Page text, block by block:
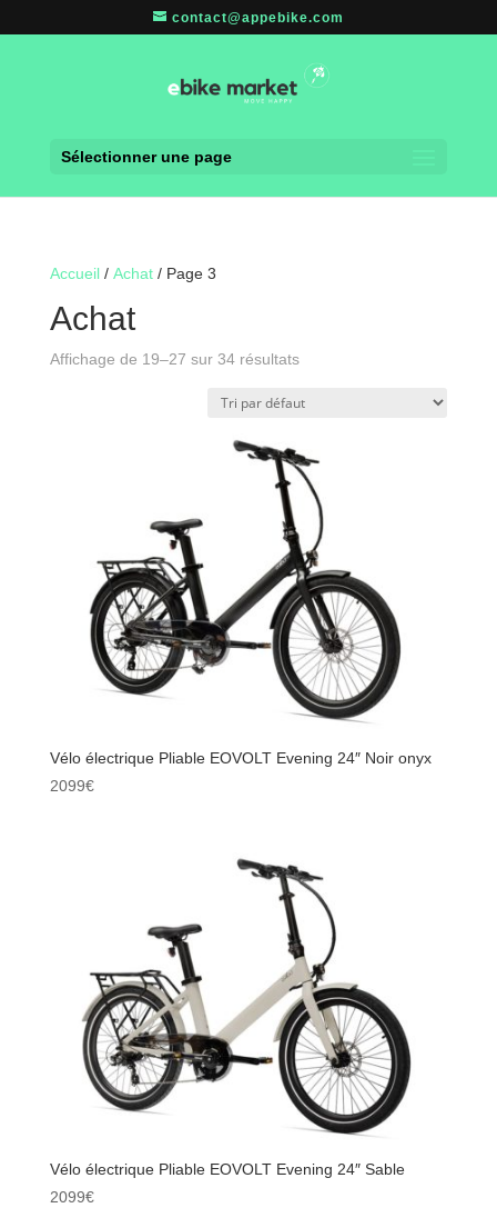
contact@appebike.com
Sélectionner une page
Accueil/ Achat/ Page 3
Achat
Affichage de 19–27 sur 34 résultats
Vélo électrique Pliable EOVOLT Evening 24″ Noir onyx
2099€
Vélo électrique Pliable EOVOLT Evening 24″ Sable
2099€